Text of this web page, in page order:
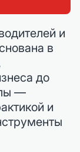
и
в
до
—
и